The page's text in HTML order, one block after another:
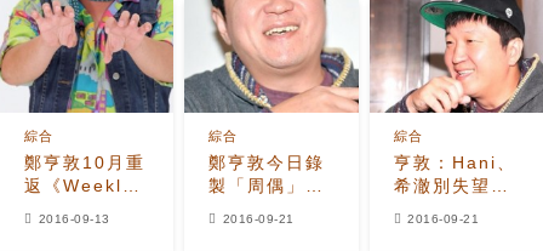
鄭亨敦10月重
返《Weekly
綜合
2016-09-13
鄭亨敦今日錄
製「周偶」正
綜合
2016-09-21
亨敦：Hani、
希澈別失望，
綜合
2016-09-21